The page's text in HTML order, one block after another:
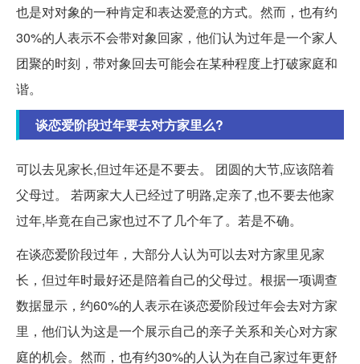
也是对对象的一种肯定和表达爱意的方式。然而，也有约
30%的人表示不会带对象回家，他们认为过年是一个家人
团聚的时刻，带对象回去可能会在某种程度上打破家庭和
谐。
谈恋爱阶段过年要去对方家里么?
可以去见家长,但过年还是不要去。 团圆的大节,应该陪着
父母过。 若两家大人已经过了明路,定亲了,也不要去他家
过年,毕竟在自己家也过不了几个年了。若是不确。
在谈恋爱阶段过年，大部分人认为可以去对方家里见家
长，但过年时最好还是陪着自己的父母过。根据一项调查
数据显示，约60%的人表示在谈恋爱阶段过年会去对方家
里，他们认为这是一个展示自己的亲子关系和关心对方家
庭的机会。然而，也有约30%的人认为在自己家过年更舒